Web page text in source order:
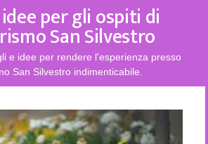
per gli ospiti di
San Silvestro
e idee per rendere l'esperienza presso
San Silvestro indimenticabile.